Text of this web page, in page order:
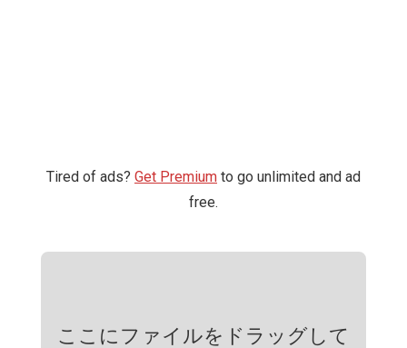
Tired of ads? Get Premium to go unlimited and ad
free.
ここにファイルをドラッグして